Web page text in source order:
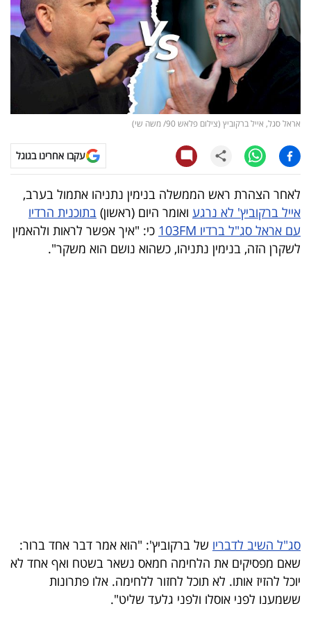
רכילות
עסקית
קריפטו
עסקי
ספורט
קריירה
ולימודים
המילון
הכלכלי
פודקאסט
אראל סגל, אייל ברקוביץ (צילום פלאש 90/ משה שי)
עקבו אחרינו בגוגל
לאחר הצהרת ראש הממשלה בנימין נתניהו אתמול בערב,
אייל ברקוביץ' לא נרגע ואומר היום (ראשון) בתוכנית הרדיו
עם אראל סג"ל ברדיו 103FM
כי: "איך אפשר לראות ולהאמין
לשקרן הזה, בנימין נתניהו, כשהוא נושם הוא משקר".
סג"ל השיב לדבריו של ברקוביץ': "הוא אמר דבר אחד ברור:
שאם מפסיקים את הלחימה חמאס נשאר בשטח ואף אחד לא
יוכל להזיז אותו. לא תוכל לחזור ללחימה. אלו פתרונות
ששמענו לפני אוסלו ולפני גלעד שליט".